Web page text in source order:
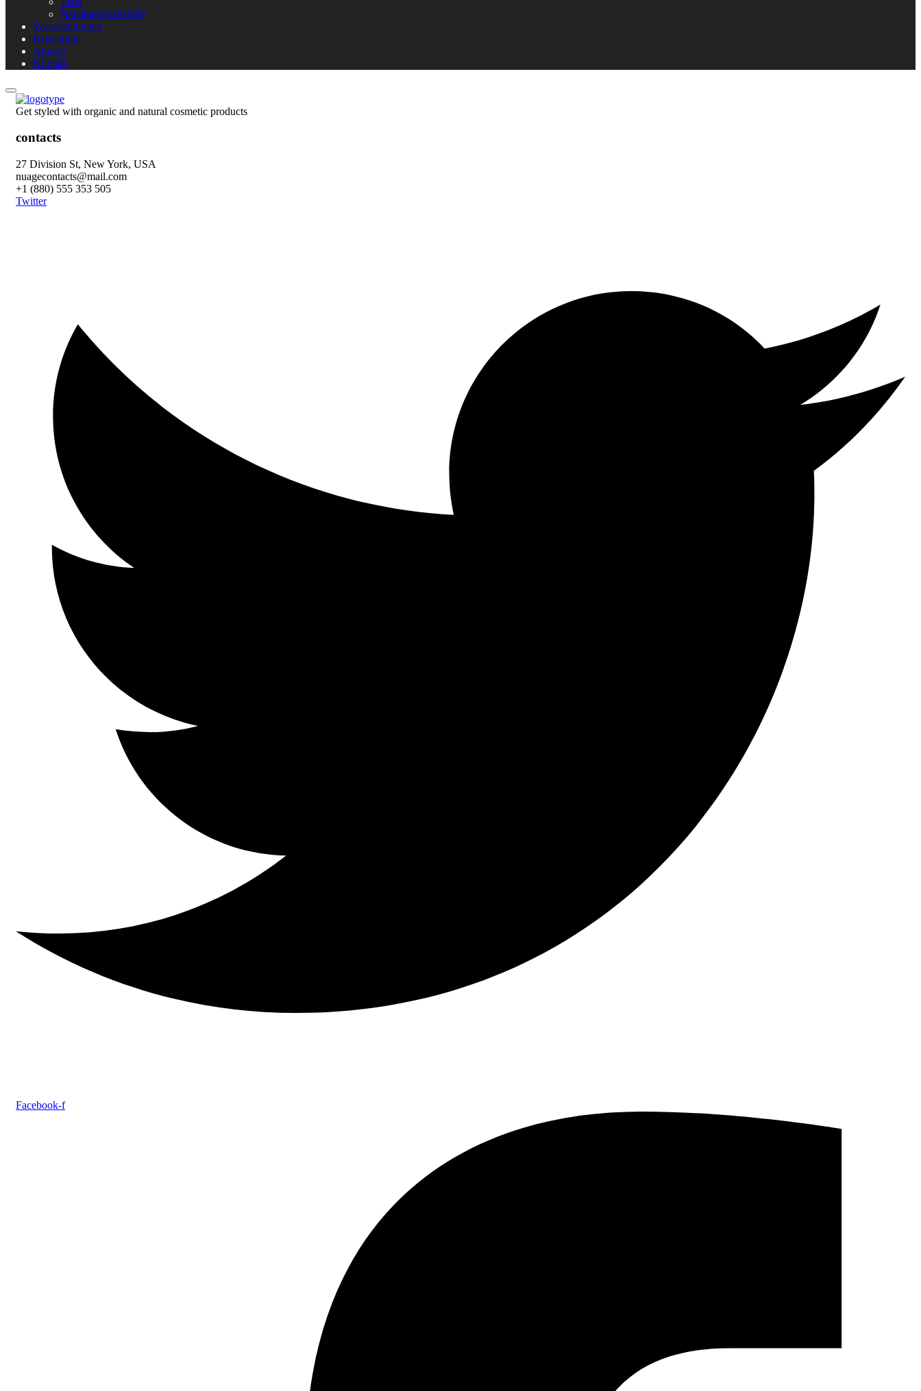
Nachbarschaftshilfe
Veranstaltungen
Krisenhilfe
Aktuell
Kontakt
Get styled with organic and natural cosmetic products
contacts
27 Division St, New York, USA
nuagecontacts@mail.com
+1 (880) 555 353 505
Twitter
Facebook-f